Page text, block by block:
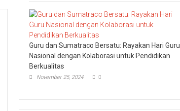
Guru dan Sumatraco Bersatu: Rayakan Hari Guru
Nasional dengan Kolaborasi untuk Pendidikan
Berkualitas
November 25, 2024 0